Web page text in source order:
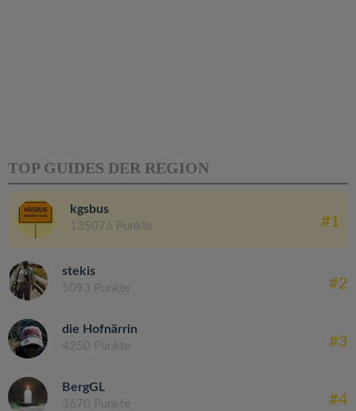
TOP GUIDES DER REGION
kgsbus
135076 Punkte #1
stekis
5093 Punkte #2
die Hofnärrin
4250 Punkte #3
BergGL
3670 Punkte #4